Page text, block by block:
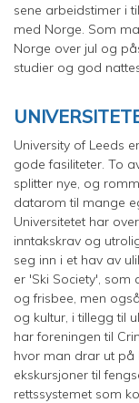
sene arbeidstimer i
med Norge. Som
Norge over jul og
studier og god
University of Leeds
gode fasiliteter. To
splitter nye, og
datarom til mange
Universitetet har
inntakskrav og
seg inn i et hav av
er 'Ski Society', som
og frisbee, men
og kultur, i tillegg til
har foreningen til
hvor man drar ut på
ekskursjoner til
rettssystemet som